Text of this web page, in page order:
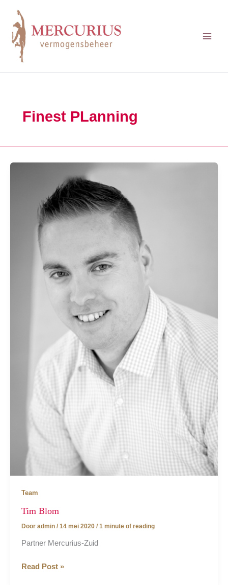
inhoud
Finest PLanning
Team
Tim Blom
Door admin / 14 mei 2020 / 1 minute of reading
Partner Mercurius-Zuid
Tim
Read Post »